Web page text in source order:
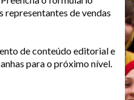
representantes de vendas
de conteúdo editorial e
para o próximo nível.